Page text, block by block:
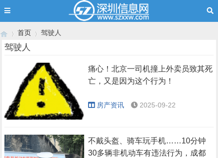
首页
›
驾驶人
驾驶人
痛心！北京一司机撞上外卖员致其死
亡，又是因为这个行为！
房产资讯 2025-09-22
不戴头盔、骑车玩手机……10分钟
30多辆非机动车有违法行为，成都